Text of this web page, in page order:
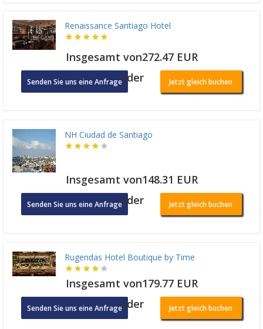
Renaissance Santiago Hotel
Insgesamt von272.47 EUR
Senden Sie uns eine Anfrageoder Jetzt gleich buchen
NH Ciudad de Santiago
Insgesamt von148.31 EUR
Senden Sie uns eine Anfrageoder Jetzt gleich buchen
Rugendas Hotel Boutique by Time
Insgesamt von179.77 EUR
Senden Sie uns eine Anfrageoder Jetzt gleich buchen